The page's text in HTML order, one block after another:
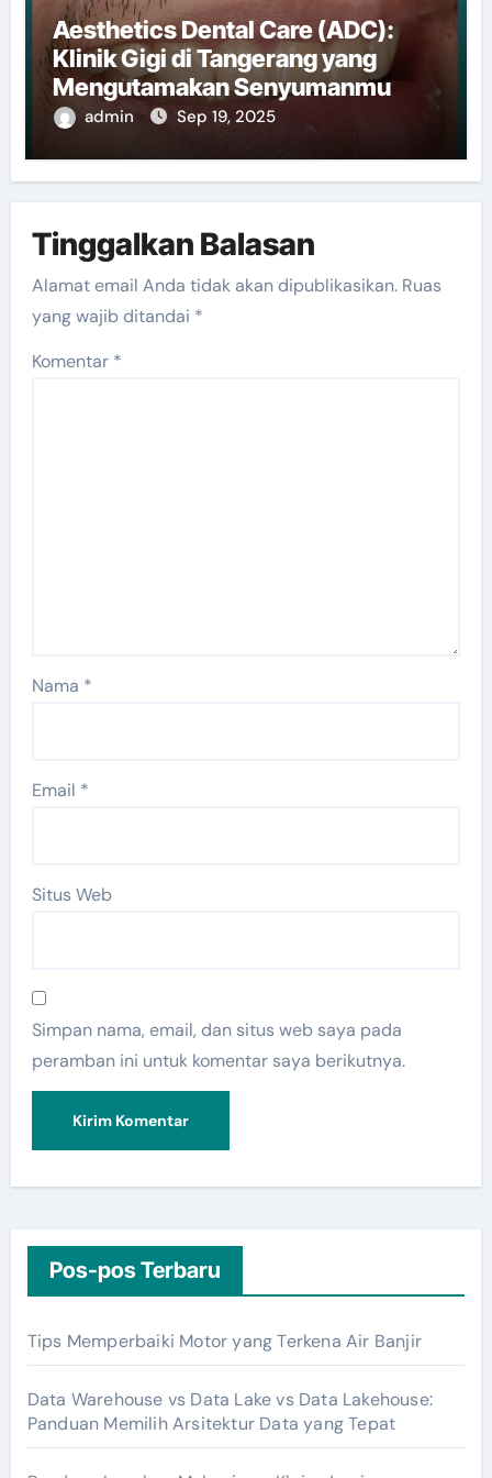
Aesthetics Dental Care (ADC):
Klinik Gigi di Tangerang yang
Mengutamakan Senyumanmu
admin Sep 19, 2025
Tinggalkan Balasan
Alamat email Anda tidak akan dipublikasikan. Ruas
yang wajib ditandai *
Komentar *
Nama *
Email *
Situs Web
Simpan nama, email, dan situs web saya pada
peramban ini untuk komentar saya berikutnya.
Pos-pos Terbaru
Tips Memperbaiki Motor yang Terkena Air Banjir
Data Warehouse vs Data Lake vs Data Lakehouse:
Panduan Memilih Arsitektur Data yang Tepat